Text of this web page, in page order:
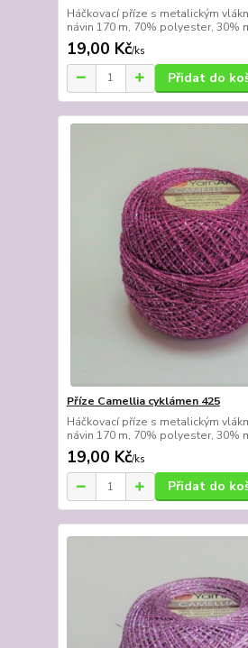
Háčkovací příze s metalickým
návin 170 m, 70% polyester, 30%
19,00 Kč/ks
Přidat do
Příze Camellia cyklámen 425
Háčkovací příze s metalickým
návin 170 m, 70% polyester, 30%
19,00 Kč/ks
Přidat do